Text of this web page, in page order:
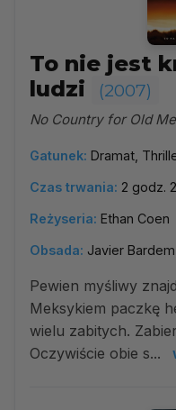
To nie jest
ludzi
(2007)
No Country for Old
Gatunek: Dramat,
Czas trwania: 2 godz.
Reżyseria: Ethan Coen
Obsada: Javier
Pewien myśliwy
Meksykiem paczkę
wielu zabitych.
Oczywiście obie s...